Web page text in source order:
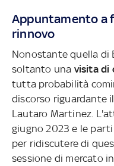
Appuntamento a
rinnovo
Nonostante quella di
soltanto una visita di
tutta probabilità
discorso riguardante il
Lautaro Martinez.
giugno 2023 e le
per ridiscutere di
sessione di mercato